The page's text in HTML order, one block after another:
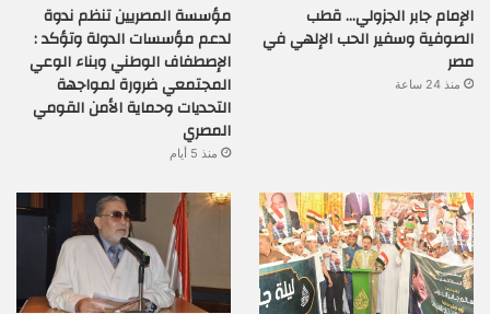
الإمام جابر الجزولي… قطب
الصوفية وسفير الحب الإلهي في
مصر
منذ 24 ساعة
مؤسسة المصريين تنظم ندوة
لدعم مؤسسات الدولة وتؤكد :
الإصطفاف الوطني وبناء الوعي
المجتمعي ضرورة لمواجهة
التحديات وحماية الأمن القومي
المصري
منذ 5 أيام